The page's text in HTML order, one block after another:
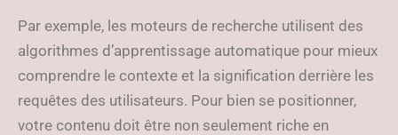
Par exemple, les moteurs de recherche utilisent des
algorithmes d’apprentissage automatique pour mieux
comprendre le contexte et la signification derrière les
requêtes des utilisateurs. Pour bien se positionner,
votre contenu doit être non seulement riche en